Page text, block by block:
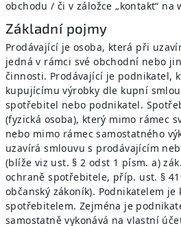
obchodu / či v záložce „kontakt“ na
Základní pojmy
Prodávající je osoba, která při
jedná v rámci své obchodní nebo
činnosti. Prodávající je podnikatel,
kupujícímu výrobky dle kupní
spotřebitel nebo podnikatel.
(fyzická osoba), který mimo rámec
nebo mimo rámec samostatného
uzavírá smlouvu s prodávajícím
(blíže viz ust. § 2 odst 1 písm. a)
ochraně spotřebitele, příp. ust. §
občanský zákoník). Podnikatelem
spotřebitelem. Zejména je
samostatně vykonává na vlastní